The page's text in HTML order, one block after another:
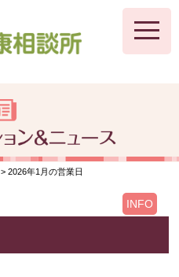
toggle
> 2026年1月の営業日
INFO